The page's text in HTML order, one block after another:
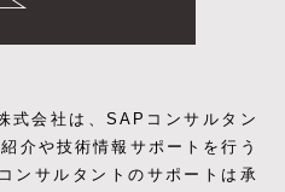
式会社は、SAPコンサルタン
介や技術情報サポートを行う
ンサルタントのサポートは承